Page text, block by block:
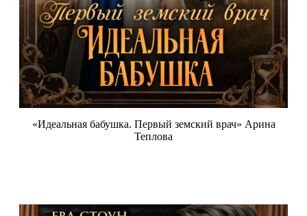
«Идеальная бабушка. Первый земский врач» Арина
Теплова